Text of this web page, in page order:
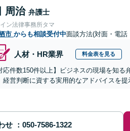
周治 弁護士
ン法律事務所タマ
市 からも相談受付中面談方法(対面・電話
人材・HR業界 料金表を見る
応件数150件以上】ビジネスの現場を知
経営判断に資する実用的なアドバイスを
せ